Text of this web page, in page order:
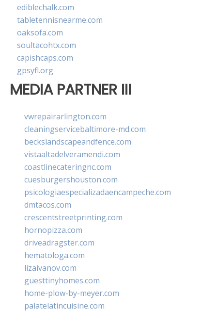
ediblechalk.com
tabletennisnearme.com
oaksofa.com
soultacohtx.com
capishcaps.com
gpsyfl.org
MEDIA PARTNER III
vwrepairarlington.com
cleaningservicebaltimore-md.com
beckslandscapeandfence.com
vistaaltadelveramendi.com
coastlinecateringnc.com
cuesburgershouston.com
psicologiaespecializadaencampeche.com
dmtacos.com
crescentstreetprinting.com
hornopizza.com
driveadragster.com
hematologa.com
lizaivanov.com
guesttinyhomes.com
home-plow-by-meyer.com
palatelatincuisine.com